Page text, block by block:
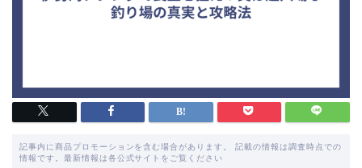
記事内に商品プロモーションを含む場合があります。 記載の情報は調査時点での
情報です。最新情報は各公式サイトをご覧ください